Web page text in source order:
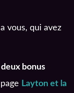
vous, qui avez
deux bonus
Layton et la